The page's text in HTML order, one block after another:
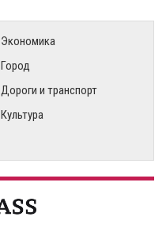
Экономика
Город
Дороги и транспорт
Культура